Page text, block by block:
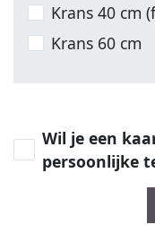
Krans 40 cm
Krans 60 cm
Wil je een
persoonlijke